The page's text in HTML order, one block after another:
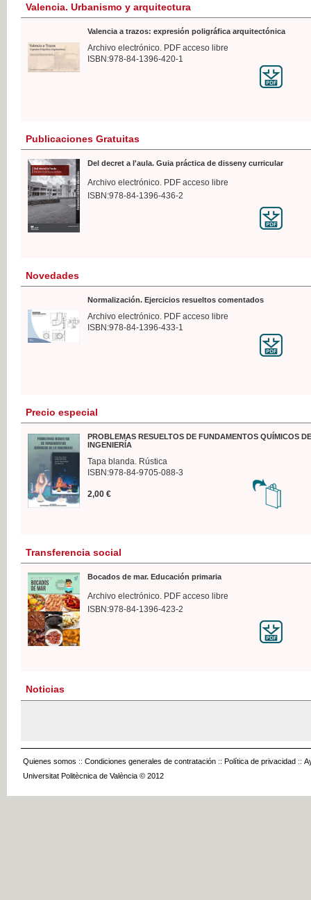
Valencia. Urbanismo y arquitectura
Valencia a trazos: expresión poligráfica arquitectónica
Archivo electrónico. PDF acceso libre
ISBN:978-84-1396-420-1
Publicaciones Gratuitas
Del decret a l'aula. Guia práctica de disseny curricular
Archivo electrónico. PDF acceso libre
ISBN:978-84-1396-436-2
Novedades
Normalización. Ejercicios resueltos comentados
Archivo electrónico. PDF acceso libre
ISBN:978-84-1396-433-1
Precio especial
PROBLEMAS RESUELTOS DE FUNDAMENTOS QUÍMICOS
INGENIERÍA
Tapa blanda. Rústica
ISBN:978-84-9705-088-3
2,00 €
Transferencia social
Bocados de mar. Educación primaria
Archivo electrónico. PDF acceso libre
ISBN:978-84-1396-423-2
Noticias
Quienes somos :: Condiciones generales de contratación :: Política de privacidad ::
Universitat Politècnica de València © 2012